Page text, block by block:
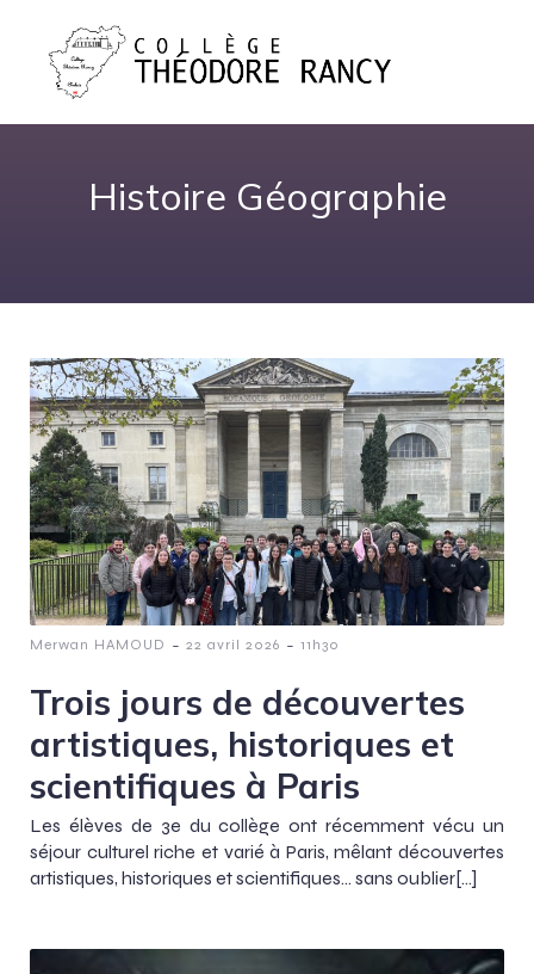
Histoire Géographie
Merwan HAMOUD - 22 avril 2026 - 11h30
Trois jours de découvertes
artistiques, historiques et
scientifiques à Paris
Les élèves de 3e du collège ont récemment vécu un
séjour culturel riche et varié à Paris, mêlant découvertes
artistiques, historiques et scientifiques… sans oublier[…]